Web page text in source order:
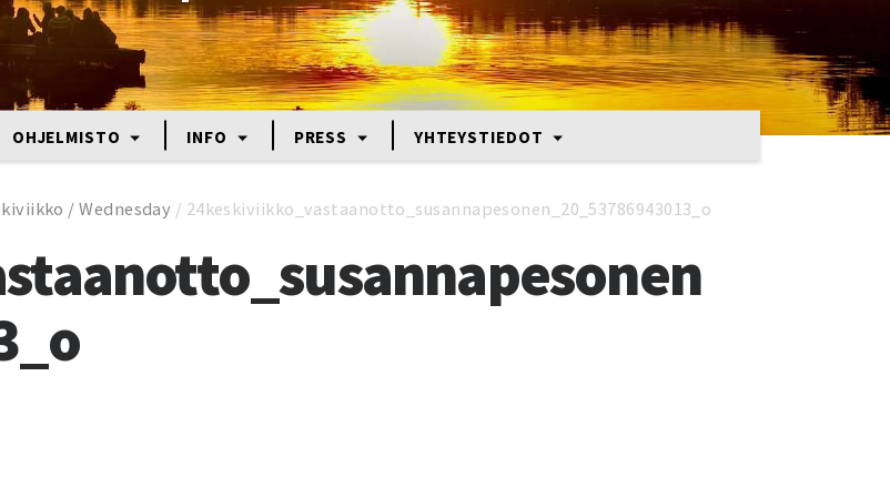
OHJELMISTO INFO PRESS YHTEYSTIEDOT
/ Wednesday / 24keskiviikko_vastaanotto_susannapesonen_20_53786943013_o